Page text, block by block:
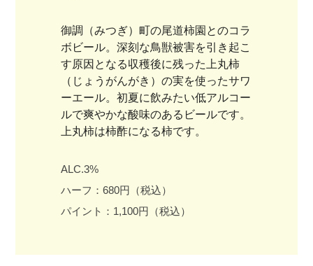
御調（みつぎ）町の尾道柿園とのコラ
ボビール。深刻な鳥獣被害を引き起こ
す原因となる収穫後に残った上丸柿
（じょうがんがき）の実を使ったサワ
ーエール。初夏に飲みたい低アルコー
ルで爽やかな酸味のあるビールです。
上丸柿は柿酢になる柿です。
ALC.3%
ハーフ：680円（税込）
パイント：1,100円（税込）